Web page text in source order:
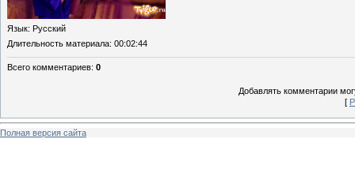
Язык: Русский
Длительность материала: 00:02:44
Всего комментариев: 0
Добавлять комментарии
[
Полная версия сайта